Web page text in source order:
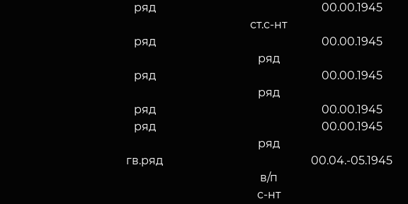
ряд
00.00.1945
ст.с-нт
ряд
00.00.1945
ряд
ряд
00.00.1945
ряд
ряд
00.00.1945
ряд
00.00.1945
ряд
гв.ряд
00.04.-05.1945
в/п
с-нт